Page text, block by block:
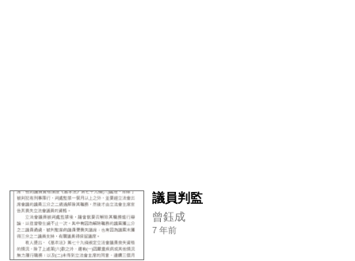
議員判監
曾鈺成
7 年前